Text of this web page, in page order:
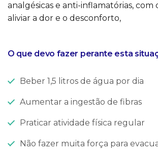
analgésicas e anti-inflamatórias, com
aliviar a dor e o desconforto,
O que devo fazer perante esta
Beber 1,5 litros de água por dia
Aumentar a ingestão de fibras
Praticar atividade física regular
Não fazer muita força para